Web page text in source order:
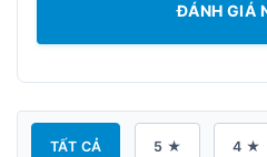
ĐÁNH GIÁ
TẤT CẢ 5 ★ 4 ★